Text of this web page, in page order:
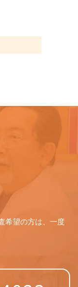
希望の方は、一度